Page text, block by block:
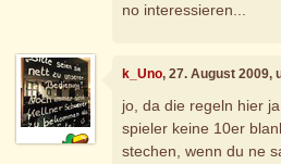
no interessieren...
k_Uno, 27. August 2009,
jo, da die regeln hier
spieler keine 10er
stechen, wenn du ne